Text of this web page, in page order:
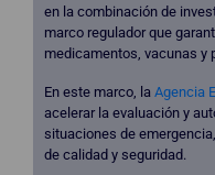
en la combinación de
marco regulador que
medicamentos, vacunas y
En este marco, la Agencia
acelerar la evaluación y
situaciones de
de calidad y seguridad.